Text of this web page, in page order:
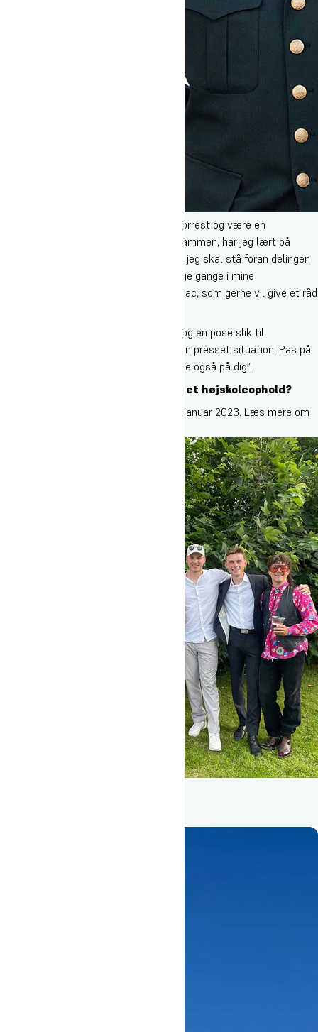
”Dét at rumme mange mennesker, gå forrest og være en
kulturbærer for, hvordan vi skal være sammen, har jeg lært på
højskole. Samtidig er jeg selvsikker, når jeg skal stå foran delingen
og snakke fordi jeg har prøvet det mange gange i mine
instruktøruddannelser”, lyder det fra Isaac, som gerne vil give et råd
”Husk altid snacks. Snacks til dig selv og en pose slik til
fællesskabet. Det kan hjælpe meget i en presset situation. Pas på
fællesskabet omkring dig – så passer de også på dig”.
Vil du også prøve dig selv af med et højskoleophold?
Vi har stadig ledige pladser til opstart i januar 2023. Læs mere om